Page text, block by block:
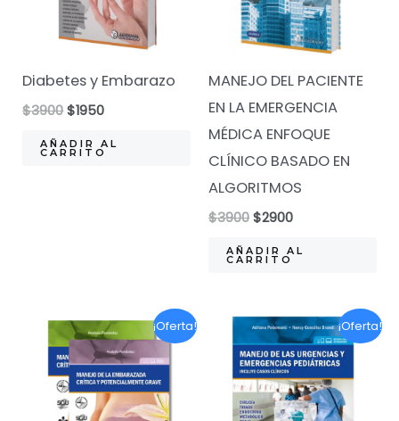
Diabetes y Embarazo
$3900El
original
era:
$1950El
actual
AÑADIR AL
CARRITO
MANEJO DEL PACIENTE
EN LA EMERGENCIA
MÉDICA ENFOQUE
CLÍNICO BASADO EN
ALGORITMOS
$3900El
original
era:
$2900El
actual
AÑADIR AL
CARRITO
¡Oferta! ¡Oferta!